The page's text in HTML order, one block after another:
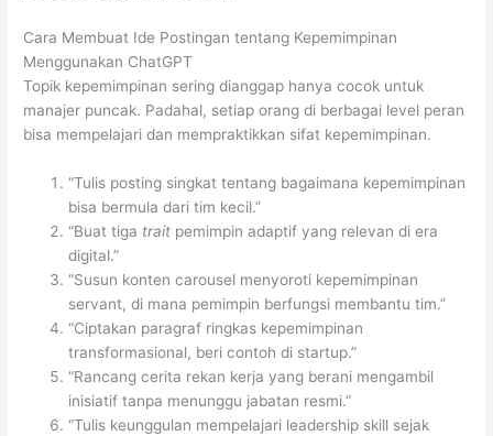
Cara Membuat Ide Postingan tentang Kepemimpinan
Menggunakan ChatGPT
Topik kepemimpinan sering dianggap hanya cocok untuk
manajer puncak. Padahal, setiap orang di berbagai level peran
bisa mempelajari dan mempraktikkan sifat kepemimpinan.
“Tulis posting singkat tentang bagaimana kepemimpinan
bisa bermula dari tim kecil.”
“Buat tiga trait pemimpin adaptif yang relevan di era
digital.”
“Susun konten carousel menyoroti kepemimpinan
servant, di mana pemimpin berfungsi membantu tim.”
“Ciptakan paragraf ringkas kepemimpinan
transformasional, beri contoh di startup.”
“Rancang cerita rekan kerja yang berani mengambil
inisiatif tanpa menunggu jabatan resmi.”
“Tulis keunggulan mempelajari leadership skill sejak